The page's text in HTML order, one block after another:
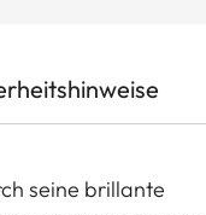
seine brillante